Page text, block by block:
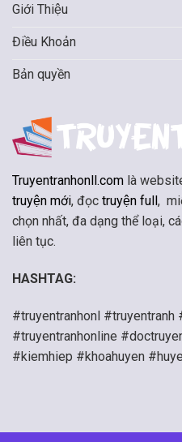
Giới Thiệu
Điều Khoản
Bản quyền
Truyentranhonll.com là
truyện mới, đọc truyện full ,
chọn nhất, đa dạng thể loại,
liên tục.
HASHTAG:
#truyentranhonl #truyentranh
#truyentranhonline
#kiemhiep #khoahuyen